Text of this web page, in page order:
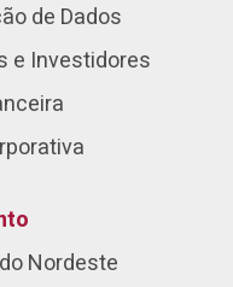
de Dados
e Investidores
Nordeste